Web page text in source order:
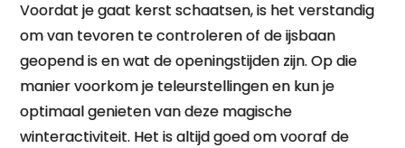
Voordat je gaat kerst schaatsen, is het verstandig
om van tevoren te controleren of de ijsbaan
geopend is en wat de openingstijden zijn. Op die
manier voorkom je teleurstellingen en kun je
optimaal genieten van deze magische
winteractiviteit. Het is altijd goed om vooraf de